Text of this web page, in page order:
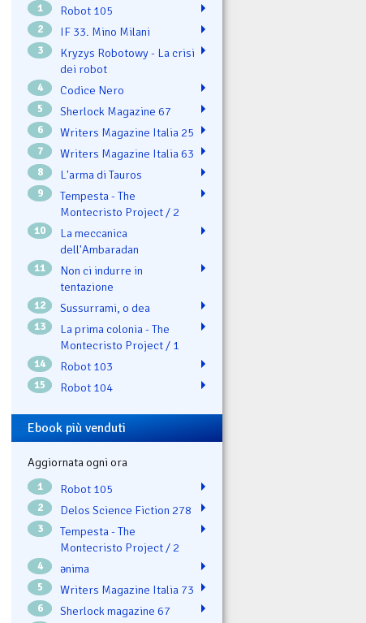
1 Robot 105
2 IF 33. Mino Milani
3
Kryzys Robotowy - La crisi
dei robot
4 Codice Nero
5 Sherlock Magazine 67
6 Writers Magazine Italia 25
7 Writers Magazine Italia 63
8 L'arma di Tauros
9
Tempesta - The
Montecristo Project / 2
10
La meccanica
dell'Ambaradan
11
Non ci indurre in
tentazione
12 Sussurrami, o dea
13
La prima colonia - The
Montecristo Project / 1
14 Robot 103
15 Robot 104
Ebook più venduti
Aggiornata ogni ora
1 Robot 105
2 Delos Science Fiction 278
3
Tempesta - The
Montecristo Project / 2
4 ənima
5 Writers Magazine Italia 73
6 Sherlock magazine 67